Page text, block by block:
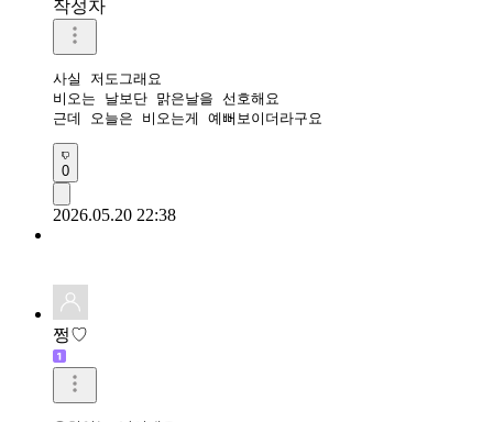
작성자
사실 저도그래요
비오는 날보단 맑은날을 선호해요
근데 오늘은 비오는게 예뻐보이더라구요
0
2026.05.20 22:38
쩡♡